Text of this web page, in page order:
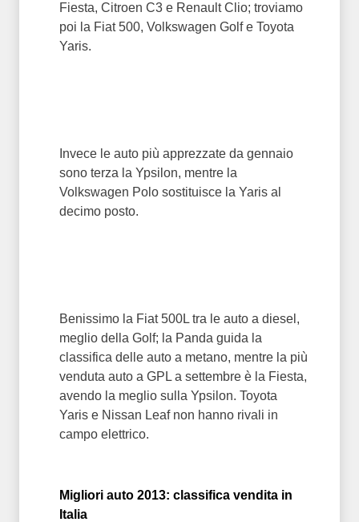
Fiesta, Citroen C3 e Renault Clio; troviamo
poi la Fiat 500, Volkswagen Golf e Toyota
Yaris.
Invece le auto più apprezzate da gennaio
sono terza la Ypsilon, mentre la
Volkswagen Polo sostituisce la Yaris al
decimo posto.
Benissimo la Fiat 500L tra le auto a diesel,
meglio della Golf; la Panda guida la
classifica delle auto a metano, mentre la più
venduta auto a GPL a settembre è la Fiesta,
avendo la meglio sulla Ypsilon. Toyota
Yaris e Nissan Leaf non hanno rivali in
campo elettrico.
Migliori auto 2013: classifica vendita in
Italia